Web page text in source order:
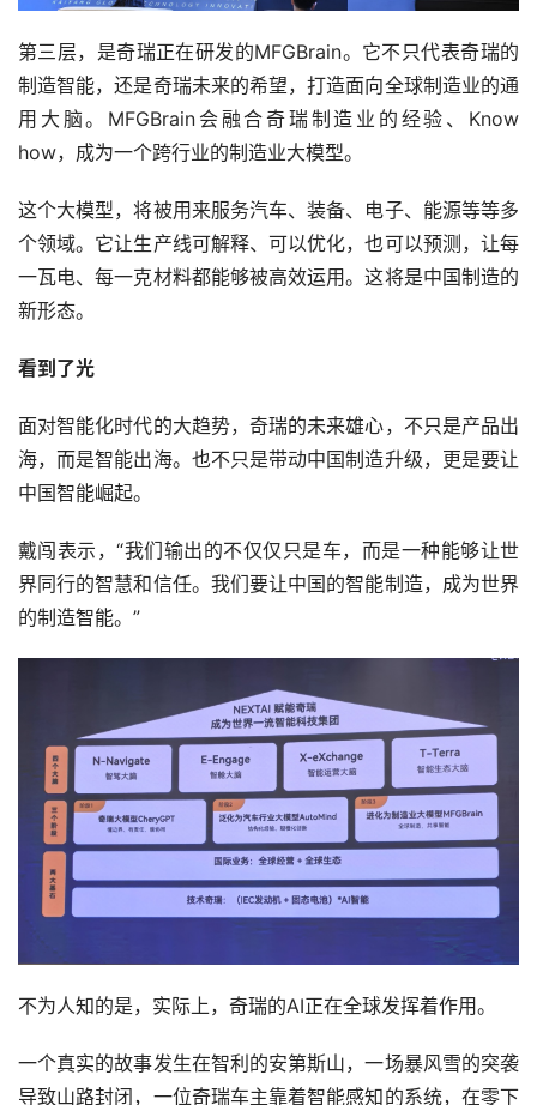
第三层，是奇瑞正在研发的MFGBrain。它不只代表奇瑞的
制造智能，还是奇瑞未来的希望，打造面向全球制造业的通
用大脑。MFGBrain会融合奇瑞制造业的经验、Know
how，成为一个跨行业的制造业大模型。
这个大模型，将被用来服务汽车、装备、电子、能源等等多
个领域。它让生产线可解释、可以优化，也可以预测，让每
一瓦电、每一克材料都能够被高效运用。这将是中国制造的
新形态。
看到了光
面对智能化时代的大趋势，奇瑞的未来雄心，不只是产品出
海，而是智能出海。也不只是带动中国制造升级，更是要让
中国智能崛起。
戴闯表示，“我们输出的不仅仅只是车，而是一种能够让世
界同行的智慧和信任。我们要让中国的智能制造，成为世界
的制造智能。”
不为人知的是，实际上，奇瑞的AI正在全球发挥着作用。
一个真实的故事发生在智利的安第斯山，一场暴风雪的突袭
导致山路封闭，一位奇瑞车主靠着智能感知的系统，在零下